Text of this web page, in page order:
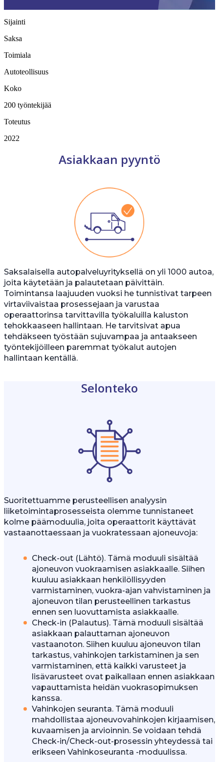
Sijainti
Saksa
Toimiala
Autoteollisuus
Koko
200 työntekijää
Toteutus
2022
Asiakkaan pyyntö
Saksalaisella autopalveluyrityksellä on yli 1000 autoa,
joita käytetään ja palautetaan päivittäin.
Toimintansa laajuuden vuoksi he tunnistivat tarpeen
virtaviivaistaa prosessejaan ja varustaa
operaattorinsa tarvittavilla työkaluilla kaluston
tehokkaaseen hallintaan. He tarvitsivat apua
tehdäkseen työstään sujuvampaa ja antaakseen
työntekijöilleen paremmat työkalut autojen
hallintaan kentällä.
Selonteko
Suoritettuamme perusteellisen analyysin
liiketoimintaprosesseista olemme tunnistaneet
kolme päämoduulia, joita operaattorit käyttävät
vastaanottaessaan ja vuokratessaan ajoneuvoja:
Check-out (Lähtö). Tämä moduuli sisältää
ajoneuvon vuokraamisen asiakkaalle. Siihen
kuuluu asiakkaan henkilöllisyyden
varmistaminen, vuokra-ajan vahvistaminen ja
ajoneuvon tilan perusteellinen tarkastus
ennen sen luovuttamista asiakkaalle.
Check-in (Palautus). Tämä moduuli sisältää
asiakkaan palauttaman ajoneuvon
vastaanoton. Siihen kuuluu ajoneuvon tilan
tarkastus, vahinkojen tarkistaminen ja sen
varmistaminen, että kaikki varusteet ja
lisävarusteet ovat paikallaan ennen asiakkaan
vapauttamista heidän vuokrasopimuksen
kanssa.
Vahinkojen seuranta. Tämä moduuli
mahdollistaa ajoneuvovahinkojen kirjaamisen,
kuvaamisen ja arvioinnin. Se voidaan tehdä
Check-in/Check-out-prosessin yhteydessä tai
erikseen Vahinkoseuranta -moduulissa.